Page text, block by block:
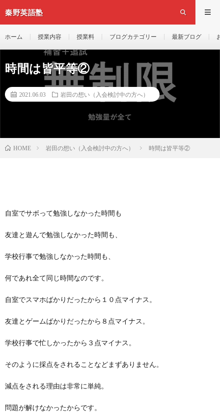
秦野英語塾
ホーム 授業内容 授業料 ブログカテゴリー 最新ブログ
時間は皆平等②
2021.06.03 岩田の想い（入会検討中の方へ）
HOME 岩田の想い（入会検討中の方へ） 時間は皆平等②
自室でサボって勉強しなかった時間も
友達と遊んで勉強しなかった時間も、
学校行事で勉強しなかった時間も、
何であれ全て同じ時間なのです。
自室でスマホばかりだったから１０点マイナス。
友達とゲームばかりだったから８点マイナス。
学校行事で忙しかったから３点マイナス。
そのように採点をされることなどまずありません。
減点をされる理由は非常に単純。
問題が解けなかったからです。